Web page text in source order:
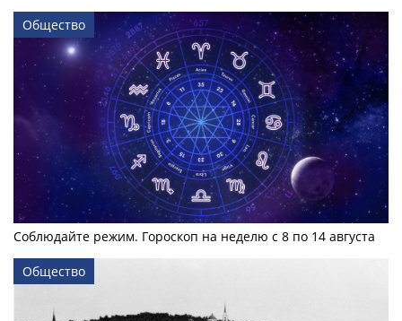
Общество
Соблюдайте режим. Гороскоп на неделю с 8 по 14 августа
Общество